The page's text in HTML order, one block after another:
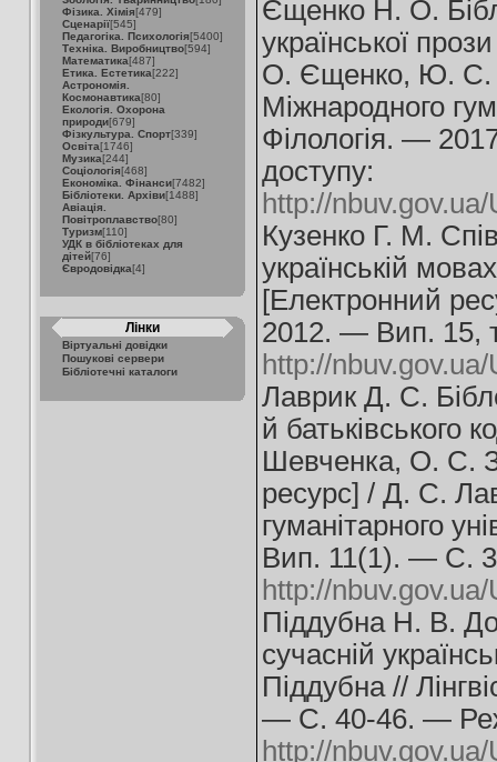
Фізика. Хімія[479]
Сценарії[545]
Педагогіка. Психологія[5400]
Техніка. Виробництво[594]
Математика[487]
Етика. Естетика[222]
Астрономія.
Космонавтика[80]
Екологія. Охорона
природи[679]
Фізкультура. Спорт[339]
Освіта[1746]
Музика[244]
Соціологія[468]
Економіка. Фінанси[7482]
Бібліотеки. Архіви[1488]
Авіація.
Повітроплавство[80]
Туризм[110]
УДК в бібліотеках для
дітей[76]
Євродовідка[4]
Лінки
Віртуальні довідки
Пошукові сервери
Бібліотечні каталоги
Єщенко Н. О.
української
О. Єщенко, Ю. С.
Міжнародного
Філологія. —
доступу:
http://
Кузенко Г. М.
українській
[Електронний
2012. — Вип. 15,
http://
Лаврик Д. С.
й батьківського
Шевченка, О. С.
ресурс] / Д. С.
гуманітарного
Вип. 11(1). — С.
http://
Піддубна Н. В. До
сучасній
Піддубна //
— С. 40-46. —
http://